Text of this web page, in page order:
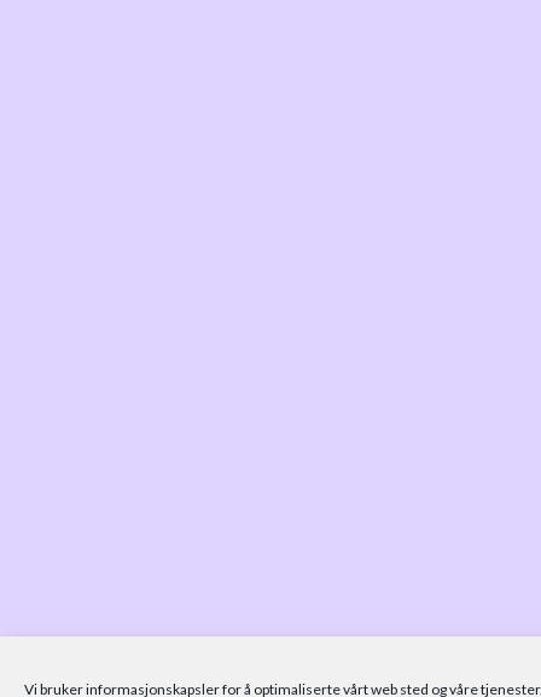
Vi bruker informasjonskapsler for å optimaliserte vårt web sted og våre